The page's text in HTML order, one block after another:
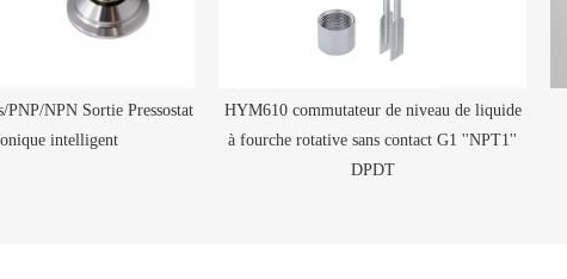
PNP/NPN Sortie Pressostat
intelligent
HYM610 commutateur de niveau de liquide
à fourche rotative sans contact G1 ''NPT1''
DPDT